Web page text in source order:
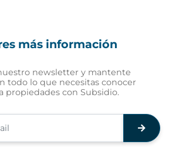
más información
newsletter y mantente
todo lo que necesitas conocer
propiedades con Subsidio.